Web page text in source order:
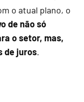
o atual plano, o
de não só
o setor, mas,
de juros.